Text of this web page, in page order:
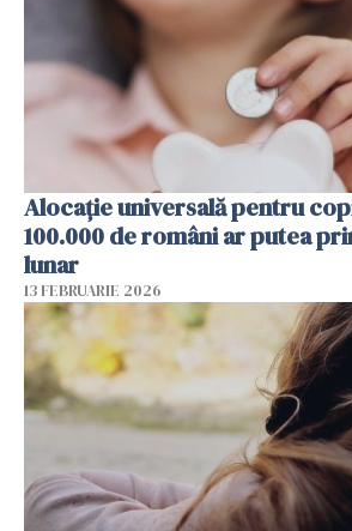
Alocație universală pentru
100.000 de români ar putea
lunar
13 FEBRUARIE 2026